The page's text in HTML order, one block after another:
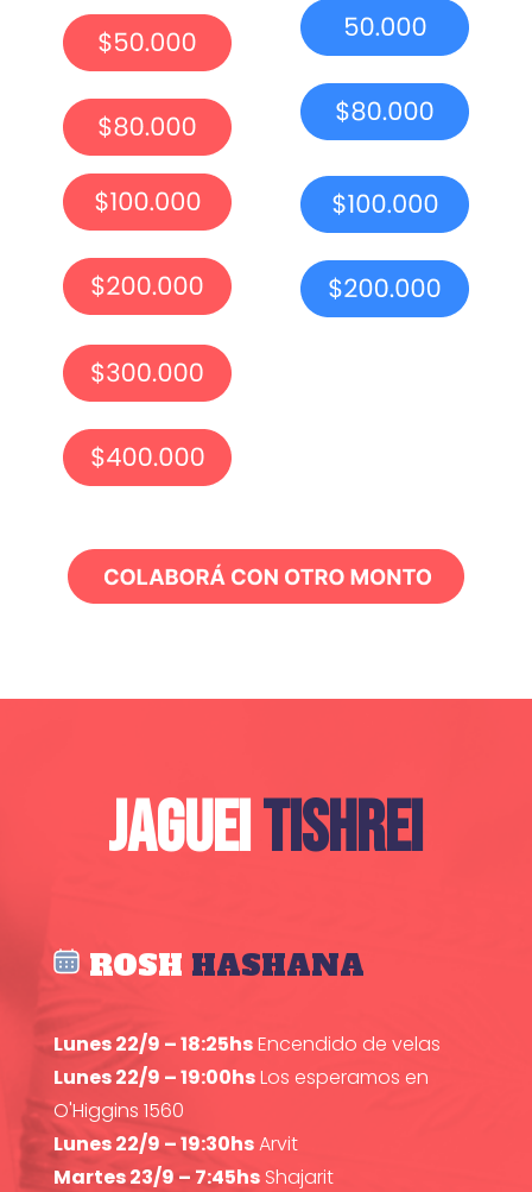
JAGUEITISHREI
ROSH HASHANA
Lunes 22/9 – 18:25hsEncendido de velas
Lunes 22/9 – 19:00hsLos esperamos en
O'Higgins 1560
Lunes 22/9 – 19:30hsArvit
Martes 23/9 – 7:45hsShajarit